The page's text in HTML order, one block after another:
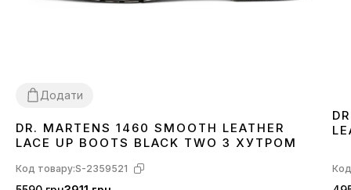
Додати
36 373839 404142 43 444546
DR. MARTENS 1460 SMOOTH LEATHER
LACE UP BOOTS BLACK TWO З ХУТРОМ
Код товару:S-2359521